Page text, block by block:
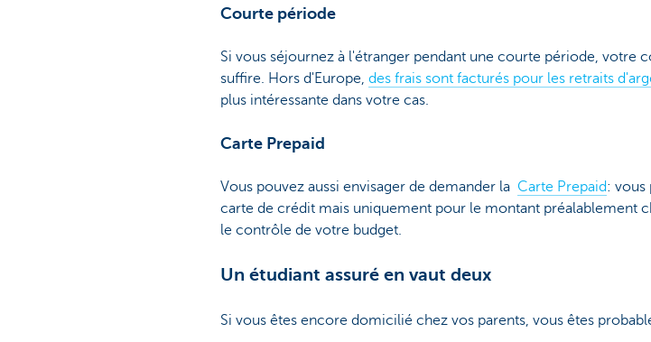
Courte période
Si vous séjournez à l'étranger pendant une courte période, votre
suffire. Hors d'Europe, des frais sont facturés pour les retraits
plus intéressante dans votre cas.
Carte Prepaid
Vous pouvez aussi envisager de demander la Carte Prepaid: vous
carte de crédit mais uniquement pour le montant préalablement
le contrôle de votre budget.
Un étudiant assuré en vaut deux
Si vous êtes encore domicilié chez vos parents, vous êtes